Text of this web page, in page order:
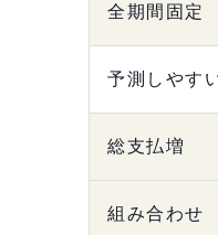
全期間固定
予測しやす
総支払増
組み合わせ